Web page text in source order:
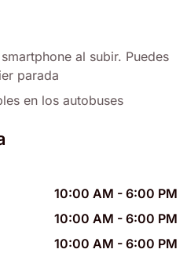
al subir. Puedes
parada
en los autobuses
10:00 AM - 6:00 PM
10:00 AM - 6:00 PM
10:00 AM - 6:00 PM